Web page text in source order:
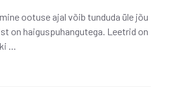
ootuse ajal võib tunduda üle jõu
on haiguspuhangutega. Leetrid on
…